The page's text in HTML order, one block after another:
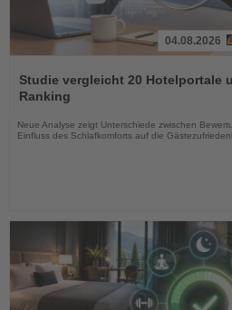
Sie
die
Nachrichten
04.08.2026
Studie vergleicht 20 Hotelportale
Ranking
Neue Analyse zeigt Unterschiede zwischen
Einfluss des Schlafkomforts auf die